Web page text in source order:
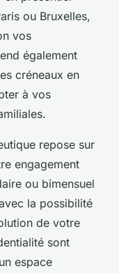
ou Bruxelles,
vos
également
créneaux en
à vos
repose sur
engagement
ou bimensuel
la possibilité
de votre
sont
espace